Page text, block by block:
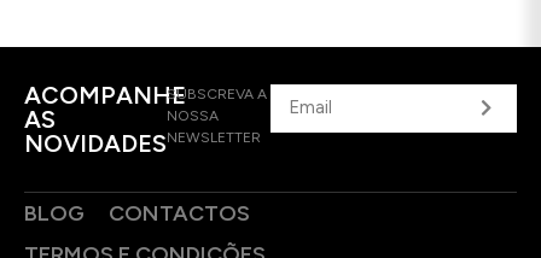
ACOMPANHE
AS
NOVIDADES
SUBSCREVA A
NOSSA
NEWSLETTER
BLOG
CONTACTOS